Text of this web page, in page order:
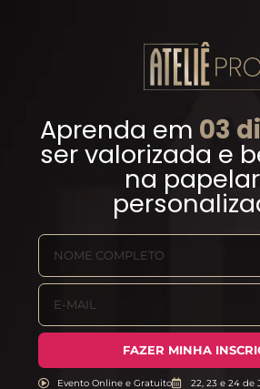
Aprenda em 03
ser valorizada e
na
FAZER MINHA
Evento Online e Gratuito 22, 23 e 24 de